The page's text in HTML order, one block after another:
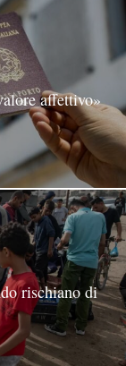
affettivo»
rischiano di